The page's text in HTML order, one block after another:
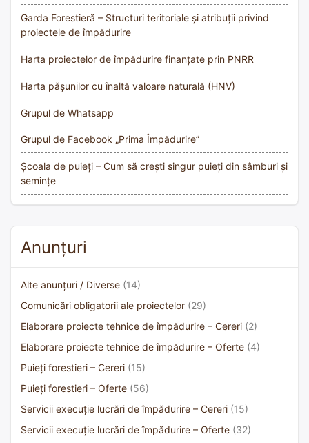
Garda Forestieră – Structuri teritoriale și atribuții privind
proiectele de împădurire
Harta proiectelor de împădurire finanțate prin PNRR
Harta pășunilor cu înaltă valoare naturală (HNV)
Grupul de Whatsapp
Grupul de Facebook „Prima Împădurire”
Școala de puieți – Cum să crești singur puieți din sâmburi și
semințe
Anunțuri
Alte anunțuri / Diverse (14)
Comunicări obligatorii ale proiectelor (29)
Elaborare proiecte tehnice de împădurire – Cereri (2)
Elaborare proiecte tehnice de împădurire – Oferte (4)
Puieți forestieri – Cereri (15)
Puieți forestieri – Oferte (56)
Servicii execuție lucrări de împădurire – Cereri (15)
Servicii execuție lucrări de împădurire – Oferte (32)